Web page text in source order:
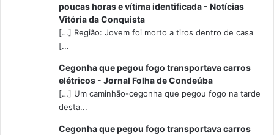
poucas horas e vítima identificada - Notícias
Vitória da Conquista
[…] Região: Jovem foi morto a tiros dentro de casa
[...
Cegonha que pegou fogo transportava carros
elétricos - Jornal Folha de Condeúba
[…] Um caminhão-cegonha que pegou fogo na tarde
desta...
Cegonha que pegou fogo transportava carros